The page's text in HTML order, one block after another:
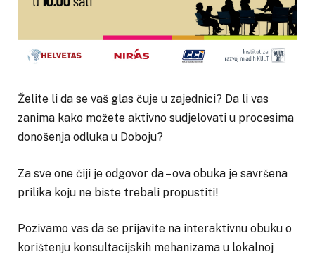
Želite li da se vaš glas čuje u zajednici? Da li vas
zanima kako možete aktivno sudjelovati u procesima
donošenja odluka u Doboju?
Za sve one čiji je odgovor da – ova obuka je savršena
prilika koju ne biste trebali propustiti!
Pozivamo vas da se prijavite na interaktivnu obuku o
korištenju konsultacijskih mehanizama u lokalnoj